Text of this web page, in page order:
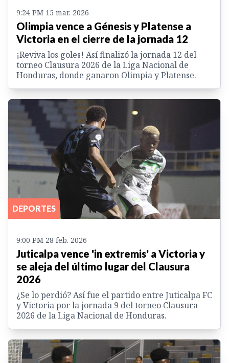
9:24 PM 15 mar. 2026
Olimpia vence a Génesis y Platense a
Victoria en el cierre de la jornada 12
¡Reviva los goles! Así finalizó la jornada 12 del
torneo Clausura 2026 de la Liga Nacional de
Honduras, donde ganaron Olimpia y Platense.
DEPORTES
9:00 PM 28 feb. 2026
Juticalpa vence 'in extremis' a Victoria y
se aleja del último lugar del Clausura
2026
¿Se lo perdió? Así fue el partido entre Juticalpa FC
y Victoria por la jornada 9 del torneo Clausura
2026 de la Liga Nacional de Honduras.